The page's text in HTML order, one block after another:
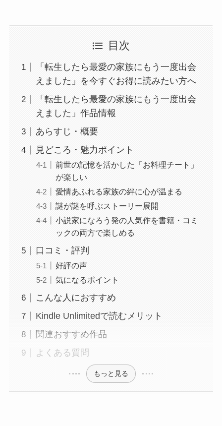
目次
「転生したら最愛の家族にもう一度出会
えました」を今すぐお得に読みたい方へ
「転生したら最愛の家族にもう一度出会
えました」作品情報
あらすじ・概要
見どころ・魅力ポイント
前世の記憶を活かした「お料理チート」
が楽しい
愛情あふれる家族の絆に心が温まる
謎が謎を呼ぶストーリー展開
小説家になろう発の人気作を書籍・コミ
ックの両方で楽しめる
口コミ・評判
好評の声
気になるポイント
こんな人におすすめ
Kindle Unlimitedで読むメリット
関連おすすめ作品
よくある質問
もっと見る